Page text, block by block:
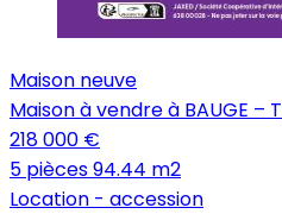
Maison neuve
Maison à vendre à BAUGE –
218 000 €
5 pièces94.44 m2
Location - accession